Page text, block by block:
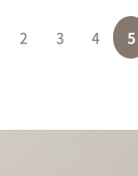
2 3 4 5